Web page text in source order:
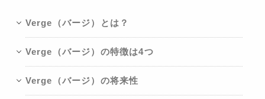
Verge（バージ）とは？
Verge（バージ）の特徴は4つ
Verge（バージ）の将来性